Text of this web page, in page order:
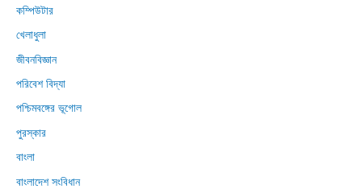
কম্পিউটার
খেলাধুলা
জীবনবিজ্ঞান
পরিবেশ বিদ্যা
পশ্চিমবঙ্গের ভূগোল
পুরস্কার
বাংলা
বাংলাদেশ সংবিধান